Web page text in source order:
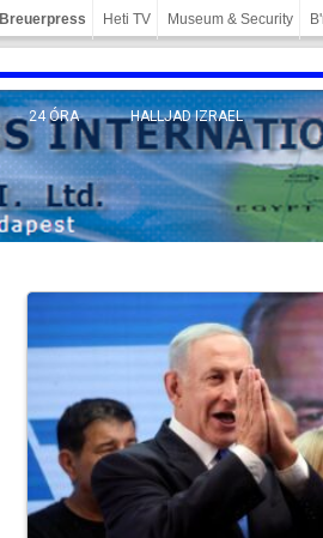
Breuerpress Heti TV Museum & Security
24 ÓRA HALLJAD IZRAEL